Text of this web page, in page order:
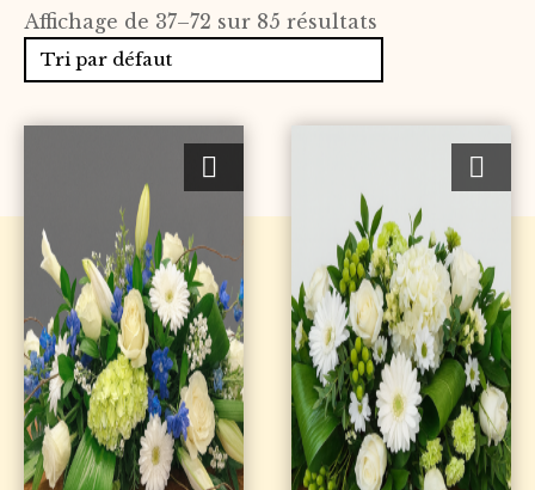
Affichage de 37–72 sur 85 résultats